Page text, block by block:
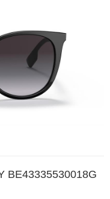
BE43335530018G